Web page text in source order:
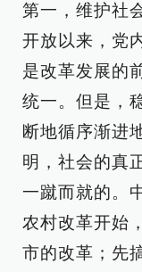
第一，维护社
开放以来，党
是改革发展的
统一。但是，
断地循序渐进
明，社会的真
一蹴而就的。
农村改革开始
市的改革；先